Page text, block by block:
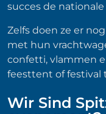
succes de
Zelfs doen ze er
met hun
confetti, vlammen
feesttent of festival
Wir Sind